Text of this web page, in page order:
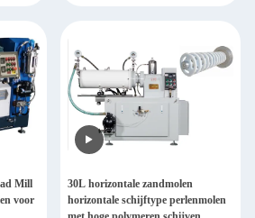
Mill
voor
30L horizontale zandmolen
horizontale schijftype perlenmolen